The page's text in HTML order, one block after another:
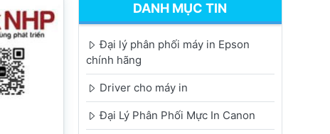
DANH MỤC TIN
Đại lý phân phối máy in Epson
chính hãng
Driver cho máy in
Đại Lý Phân Phối Mực In Canon